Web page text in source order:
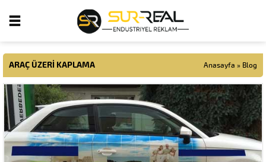
ARAÇ ÜZERI KAPLAMA Anasayfa » Blog